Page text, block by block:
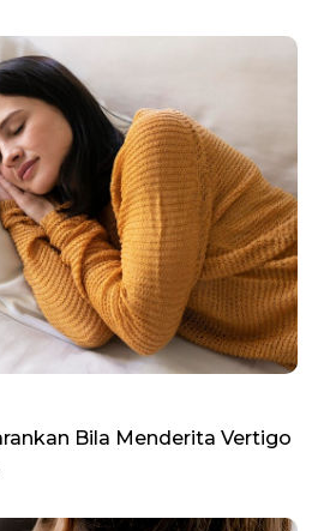
Bila Menderita Vertigo